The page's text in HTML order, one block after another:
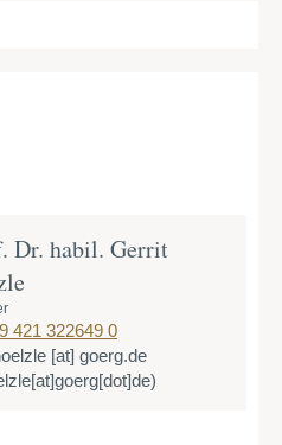
Dr. habil. Gerrit
421 322649 0
[at] goerg.de